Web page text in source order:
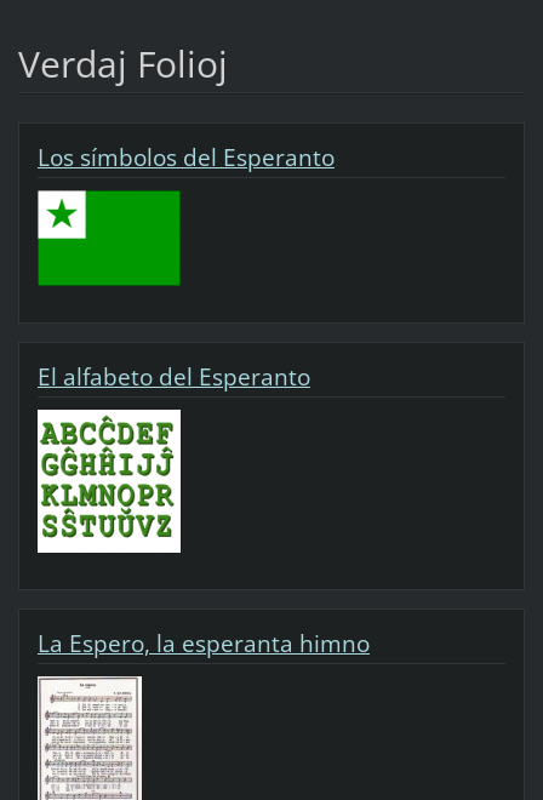
Verdaj Folioj
Los símbolos del Esperanto
El alfabeto del Esperanto
La Espero, la esperanta himno